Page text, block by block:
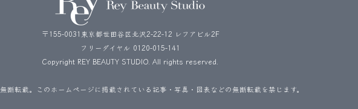
〒155-0031東京都世田谷区北沢2-22-12 レフアビル2F
フリーダイヤル 0120-015-141
Copyright REY BEAUTY STUDIO. All rights reserved.
断転載。このホームページに掲載されている記事・写真・図表などの無断転載を禁じます。